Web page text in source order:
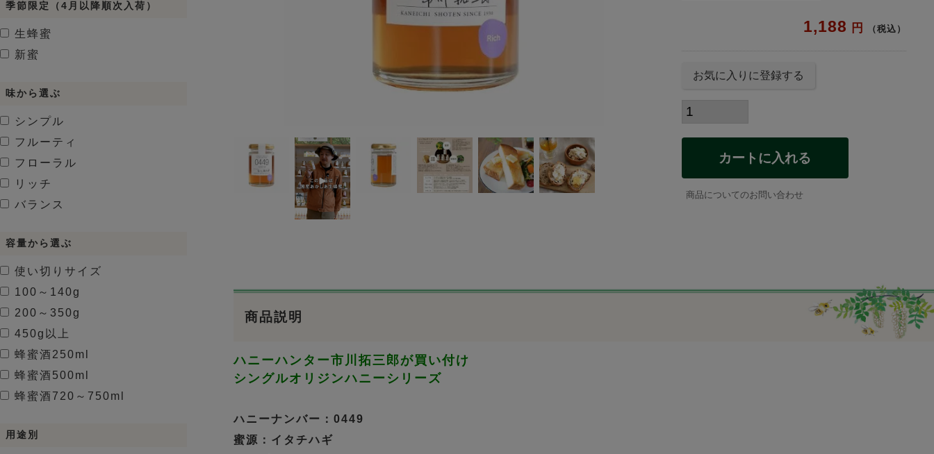
1,188 税込
お気に入りに登録する
カートに入れる
商品についてのお問い合わせ
商品説明
ハニーハンター市川拓三郎が買い付け
シングルオリジンハニーシリーズ
ハニーナンバー：0449
蜜源：イタチハギ
季節限定（4月以降順次入荷）
生蜂蜜
新蜜
味から選ぶ
シンプル
フルーティ
フローラル
リッチ
バランス
容量から選ぶ
使い切りサイズ
100～140g
200～350g
450g以上
蜂蜜酒250ml
蜂蜜酒500ml
蜂蜜酒720～750ml
用途別